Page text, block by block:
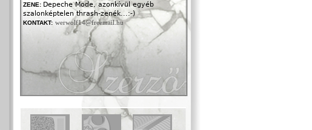
ZENE: Depeche Mode, azonkívül egyéb
szalonképtelen thrash-zenék...:-)
KONTAKT: werwolf14@freemail.hu